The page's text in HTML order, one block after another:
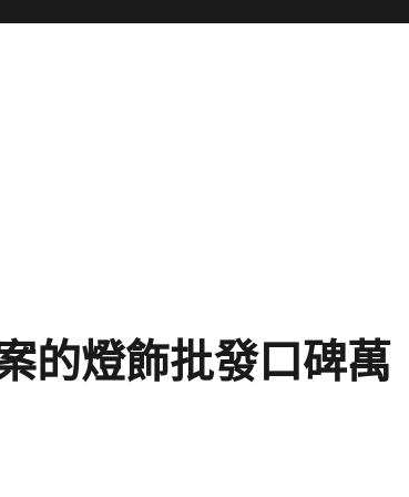
的燈飾批發口碑萬